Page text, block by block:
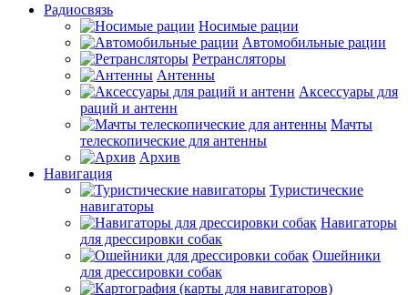
Радиосвязь
Носимые рации
Автомобильные рации
Ретрансляторы
Антенны
Аксессуары для
раций и антенн
Мачты
телескопические для антенны
Архив
Навигация
Туристические
навигаторы
Навигаторы
для дрессировки собак
Ошейники
для дрессировки собак